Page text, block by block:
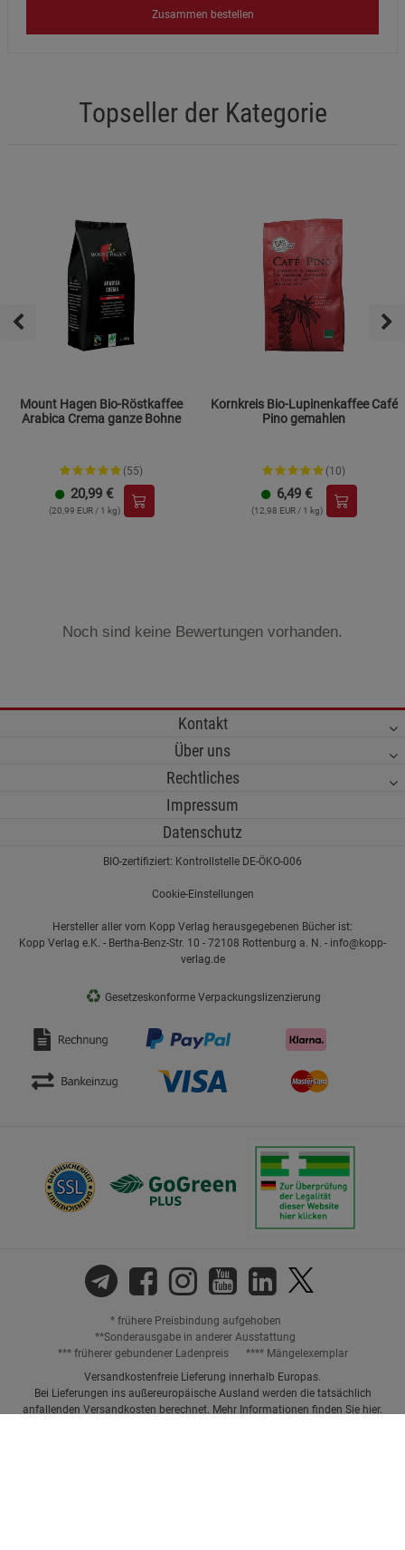
Zusammen bestellen
Topseller der Kategorie
Mount Hagen Bio-Röstkaffee
Arabica Crema ganze Bohne
(55)
20,99 €
(20,99 EUR / 1 kg)
Kornkreis Bio-Lupinenkaffee Café
Pino gemahlen
(10)
6,49 €
(12,98 EUR / 1 kg)
Noch sind keine Bewertungen vorhanden.
Kontakt
Über uns
Rechtliches
Impressum
Datenschutz
BIO-zertifiziert: Kontrollstelle DE-ÖKO-006
Cookie-Einstellungen
Hersteller aller vom Kopp Verlag herausgegebenen Bücher ist:
Kopp Verlag e.K. - Bertha-Benz-Str. 10 - 72108 Rottenburg a. N. - info@kopp-
verlag.de
♻ Gesetzeskonforme Verpackungslizenzierung
* frühere Preisbindung aufgehoben
**Sonderausgabe in anderer Ausstattung
*** früherer gebundener Ladenpreis
**** Mängelexemplar
Versandkostenfreie Lieferung innerhalb Europas.
Bei Lieferungen ins außereuropäische Ausland werden die tatsächlich
anfallenden Versandkosten berechnet. Mehr Informationen finden Sie hier.